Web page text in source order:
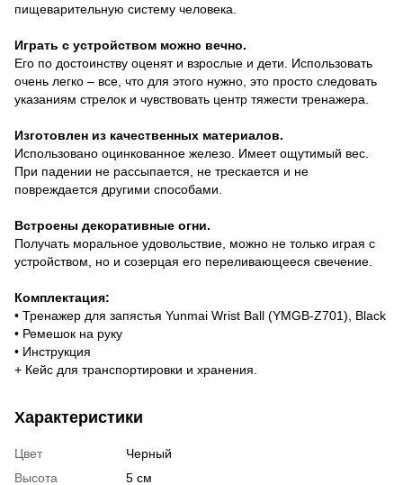
пищеварительную систему человека.
Играть с устройством можно вечно.
Его по достоинству оценят и взрослые и дети. Использовать
очень легко – все, что для этого нужно, это просто следовать
указаниям стрелок и чувствовать центр тяжести тренажера.
Изготовлен из качественных материалов.
Использовано оцинкованное железо. Имеет ощутимый вес.
При падении не рассыпается, не трескается и не
повреждается другими способами.
Встроены декоративные огни.
Получать моральное удовольствие, можно не только играя с
устройством, но и созерцая его переливающееся свечение.
Комплектация:
• Тренажер для запястья Yunmai Wrist Ball (YMGB-Z701), Black
• Ремешок на руку
• Инструкция
+ Кейс для транспортировки и хранения.
Характеристики
Цвет
Черный
Высота
5 см